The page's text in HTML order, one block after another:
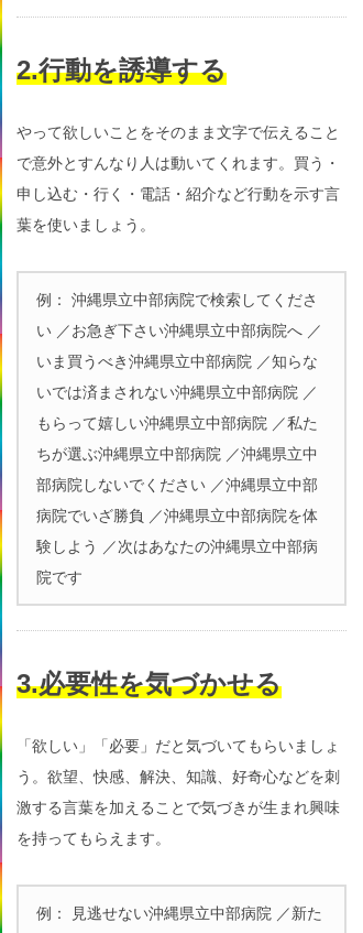
2.行動を誘導する
やって欲しいことをそのまま文字で伝えること
で意外とすんなり人は動いてくれます。買う・
申し込む・行く・電話・紹介など行動を示す言
葉を使いましょう。
例： 沖縄県立中部病院で検索してくださ
い ／お急ぎ下さい沖縄県立中部病院へ ／
いま買うべき沖縄県立中部病院 ／知らな
いでは済まされない沖縄県立中部病院 ／
もらって嬉しい沖縄県立中部病院 ／私た
ちが選ぶ沖縄県立中部病院 ／沖縄県立中
部病院しないでください ／沖縄県立中部
病院でいざ勝負 ／沖縄県立中部病院を体
験しよう ／次はあなたの沖縄県立中部病
院です
3.必要性を気づかせる
「欲しい」「必要」だと気づいてもらいましょ
う。欲望、快感、解決、知識、好奇心などを刺
激する言葉を加えることで気づきが生まれ興味
を持ってもらえます。
例： 見逃せない沖縄県立中部病院 ／新た